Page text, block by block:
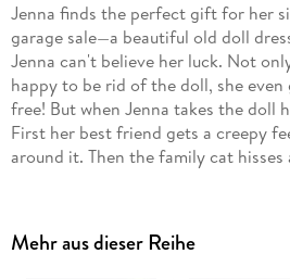
Jenna finds the perfect gift for her
garage sale—a beautiful old doll
Jenna can't believe her luck. Not
happy to be rid of the doll, she
free! But when Jenna takes the doll
First her best friend gets a creepy
around it. Then the family cat
Jenna do?
Mehr aus dieser Reihe